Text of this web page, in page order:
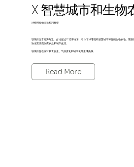
X 智慧城市和生物
沙特阿拉伯吉达和利雅得
该项目位于红海附近，占地超过 12 亿平方米，引入了净零能耗智慧城市和智能生物农场。该
决方案彻底改变农业和城市生活。
该项目旨在应对粮食安全、气候变化和城市化等全球挑战。
Read More